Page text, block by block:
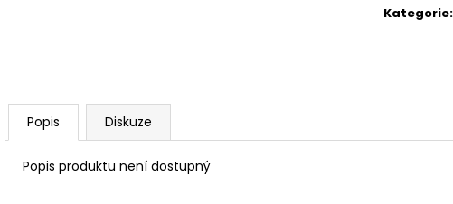
Kategorie:
Popis Diskuze
Popis produktu není dostupný